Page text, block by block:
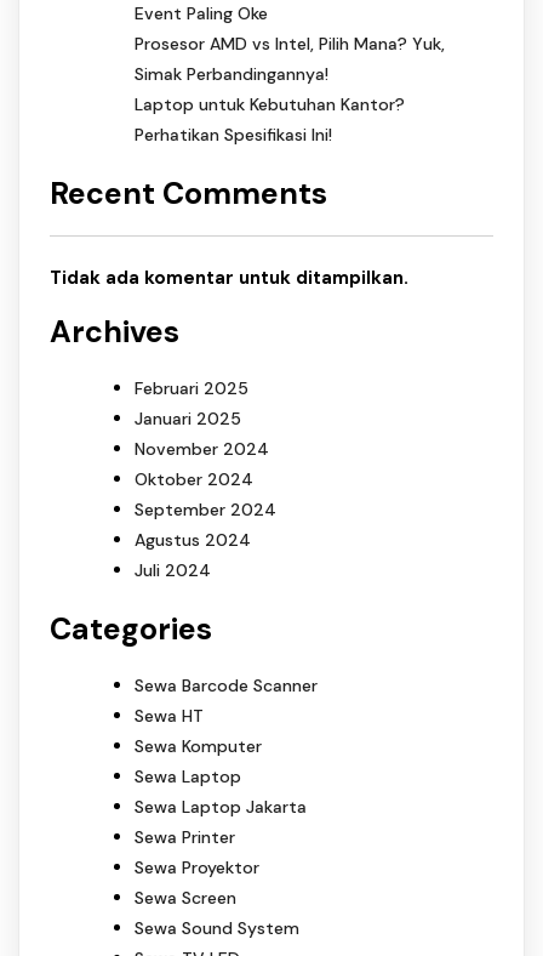
Event Paling Oke
Prosesor AMD vs Intel, Pilih Mana? Yuk,
Simak Perbandingannya!
Laptop untuk Kebutuhan Kantor?
Perhatikan Spesifikasi Ini!
Recent Comments
Tidak ada komentar untuk ditampilkan.
Archives
Februari 2025
Januari 2025
November 2024
Oktober 2024
September 2024
Agustus 2024
Juli 2024
Categories
Sewa Barcode Scanner
Sewa HT
Sewa Komputer
Sewa Laptop
Sewa Laptop Jakarta
Sewa Printer
Sewa Proyektor
Sewa Screen
Sewa Sound System